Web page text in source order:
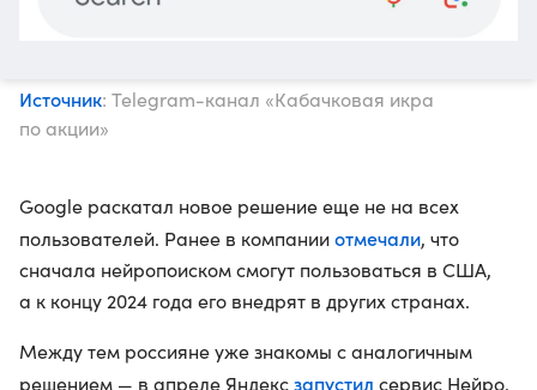
Источник: Telegram-канал «Кабачковая икра
по акции»
Google раскатал новое решение еще не на всех
пользователей. Ранее в компанииотмечали, что
сначала нейропоиском смогут пользоваться в США,
а к концу 2024 года его внедрят в других странах.
Между тем россияне уже знакомы с аналогичным
решением — в апреле Яндексзапустил сервис Нейро.